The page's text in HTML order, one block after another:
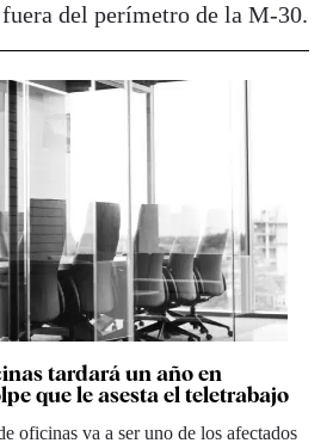
del perímetro de la M-30.
tardará un año en
que le asesta el teletrabajo
oficinas va a ser uno de los afectados